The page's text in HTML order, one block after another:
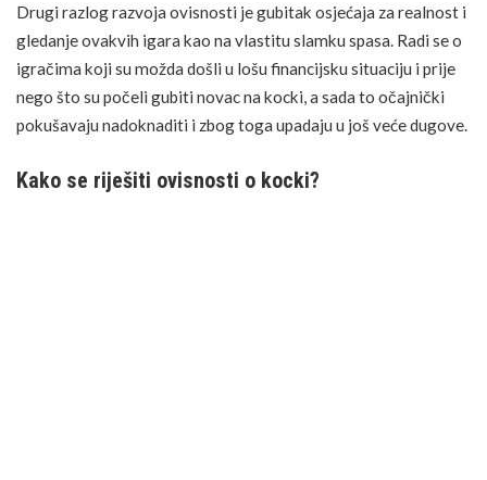
Drugi razlog razvoja ovisnosti je gubitak osjećaja za realnost i
gledanje ovakvih igara kao na vlastitu slamku spasa. Radi se o
igračima koji su možda došli u lošu financijsku situaciju i prije
nego što su počeli gubiti novac na kocki, a sada to očajnički
pokušavaju nadoknaditi i zbog toga upadaju u još veće dugove.
Kako se riješiti ovisnosti o kocki?